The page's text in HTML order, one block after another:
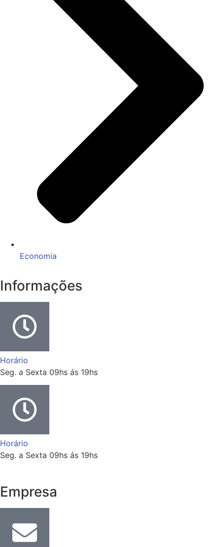
Economia
Informações
Horário
Seg. a Sexta 09hs ás 19hs
Horário
Seg. a Sexta 09hs ás 19hs
Empresa